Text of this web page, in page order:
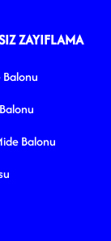
ZAYIFLAMA
Balonu
Balonu